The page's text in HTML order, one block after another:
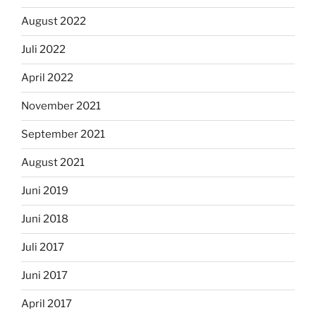
August 2022
Juli 2022
April 2022
November 2021
September 2021
August 2021
Juni 2019
Juni 2018
Juli 2017
Juni 2017
April 2017